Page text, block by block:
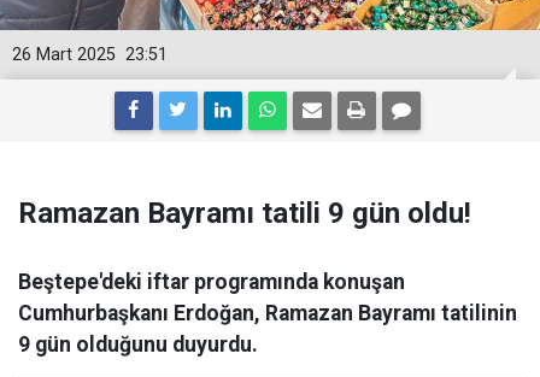
23:51
26 Mart 2025
Ramazan Bayramı tatili 9 gün oldu!
Beştepe'deki iftar programında konuşan
Cumhurbaşkanı Erdoğan, Ramazan Bayramı tatilinin
9 gün olduğunu duyurdu.